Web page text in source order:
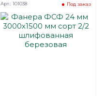
Под заказ
Арт.: 101038